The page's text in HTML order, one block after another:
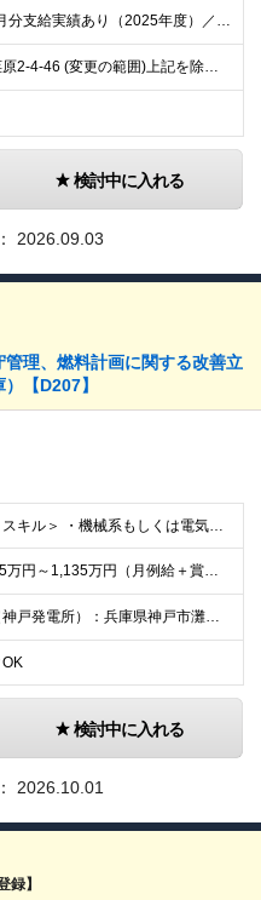
年間賞与6.5ヶ月分支給実績あり（2025年度）／住宅手当2万円以上 ■1年目想定年収400万円～600万円 ┗月給25万円～35万円＋各種手当＋賞与年2回（昨年度実績6.5カ月） 昇給率：202
東京都品川区荏原2-4-46 (変更の範囲)上記を除く当社関連勤務地
検討中に入れる
2026.09.03
理、燃料計画に関する改善立
【D207】
＜必須の経験・スキル＞ ・機械系もしくは電気系の知識・業務経験をお持ちの方 ・発電所でのプラントエンジニア及び操業・保全企画運営経験をお持ちの方、または意欲のある方 ・エネルギーバランス・マテリアルバ
■想定年収：625万円～1,135万円（月例給＋賞与＋諸手当） ※残業手当は残業時間に応じて支給 ※試用期間2ヶ月あり（期間中の労働条件変更無）
神戸線条工場（神戸発電所）：兵庫県神戸市灘区灘浜東町2 ※(変更の範囲)業務の都合等により会社の定める事業所への異動を命じることがあります。
検討中に入れる
2026.10.01
録】